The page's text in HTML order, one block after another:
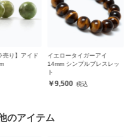
売り】アイド
イエロータイガーアイ
14mm シンプルブレスレッ
ト
9,500
のアイテム